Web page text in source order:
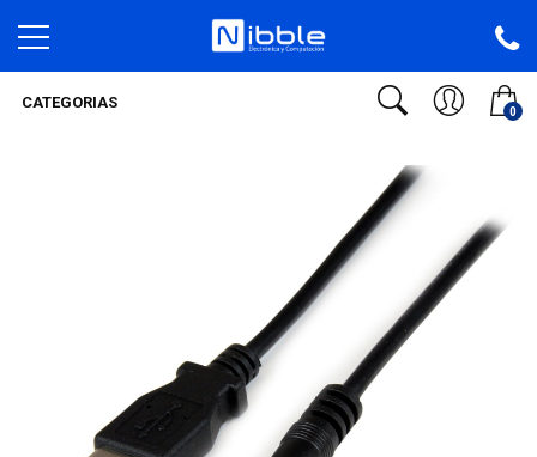
0
CATEGORIAS